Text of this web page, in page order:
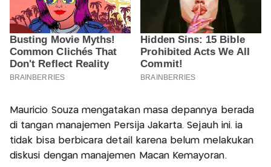
Mauricio Souza mengatakan masa depannya berada
di tangan manajemen Persija Jakarta. Sejauh ini. ia
tidak bisa berbicara detail karena belum melakukan
diskusi dengan manajemen Macan Kemayoran.